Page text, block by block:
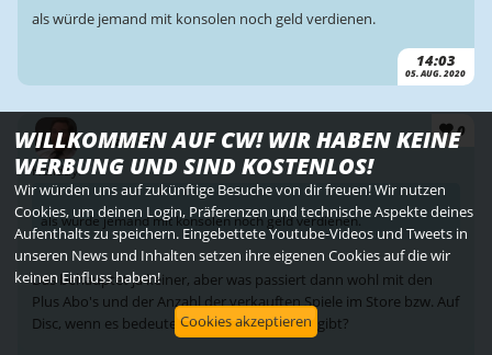
14:03
05. AUG. 2020
als würde jemand mit konsolen noch geld verdienen.
Brzenska
0
Holiday:
als würde jemand mit konsolen noch geld verdienen.
Das behauptet ja keiner, aber was passiert dann wohl mit den
Plus Abo's und der Anzahl der verkauften Spiele im Store bzw. Auf
Disc, wenn es bedeutend weniger Konsolen gibt?
WILLKOMMEN AUF CW! WIR HABEN KEINE
WERBUNG UND SIND KOSTENLOS!
Wir würden uns auf zukünftige Besuche von dir freuen! Wir nutzen
Cookies, um deinen Login, Präferenzen und technische Aspekte deines
Aufenthalts zu speichern. Eingebettete Youtube-Videos und Tweets in
unseren News und Inhalten setzen ihre eigenen Cookies auf die wir
keinen Einfluss haben!
Cookies akzeptieren